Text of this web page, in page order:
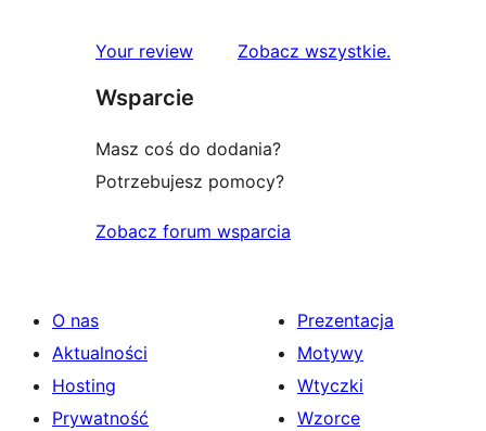
Your review Zobacz wszystkierecenzje
.
Wsparcie
Masz coś do dodania?
Potrzebujesz pomocy?
Zobacz forum wsparcia
O nas
Aktualności
Hosting
Prywatność
Prezentacja
Motywy
Wtyczki
Wzorce